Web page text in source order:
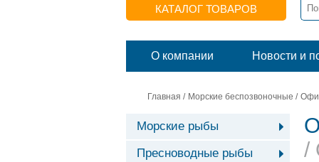
КАТАЛОГ ТОВАРОВ
О компании Новости и
Главная / Морские беспозвоночные /
Морские рыбы
Пресноводные рыбы
/